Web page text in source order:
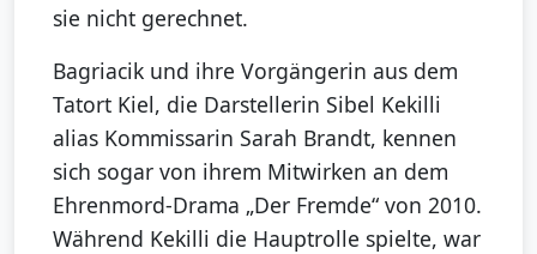
sie nicht gerechnet.
Bagriacik und ihre Vorgängerin aus dem
Tatort Kiel, die Darstellerin Sibel Kekilli
alias Kommissarin Sarah Brandt, kennen
sich sogar von ihrem Mitwirken an dem
Ehrenmord-Drama „Der Fremde“ von 2010.
Während Kekilli die Hauptrolle spielte, war